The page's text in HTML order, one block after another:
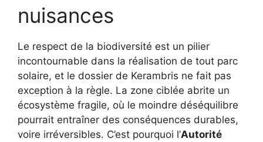
nuisances
Le respect de la biodiversité est un pilier
incontournable dans la réalisation de tout parc
solaire, et le dossier de Kerambris ne fait pas
exception à la règle. La zone ciblée abrite un
écosystème fragile, où le moindre déséquilibre
pourrait entraîner des conséquences durables,
voire irréversibles. C’est pourquoi l’Autorité